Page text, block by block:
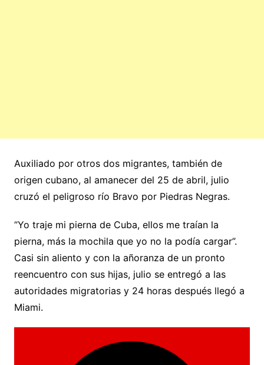
Auxiliado por otros dos migrantes, también de
origen cubano, al amanecer del 25 de abril, julio
cruzó el peligroso río Bravo por Piedras Negras.
“Yo traje mi pierna de Cuba, ellos me traían la
pierna, más la mochila que yo no la podía cargar”.
Casi sin aliento y con la añoranza de un pronto
reencuentro con sus hijas, julio se entregó a las
autoridades migratorias y 24 horas después llegó a
Miami.